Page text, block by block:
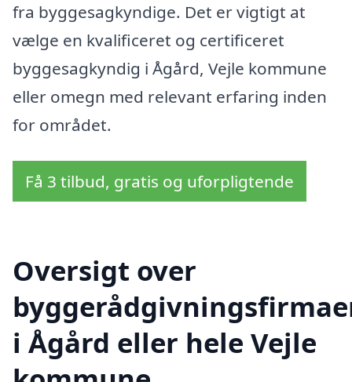
fra byggesagkyndige. Det er vigtigt at
vælge en kvalificeret og certificeret
byggesagkyndig i Ågård, Vejle kommune
eller omegn med relevant erfaring inden
for området.
Få 3 tilbud, gratis og uforpligtende
Oversigt over
i Ågård eller hele Vejle